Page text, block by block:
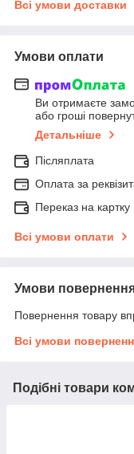
Всі умови доставки
Умови оплати
Ви отримаєте
або гроші
Детальніше
Післяплата
Оплата за
Переказ на картку
Всі умови оплати
Умови
Повернення товару
Всі умови
Подібні товари